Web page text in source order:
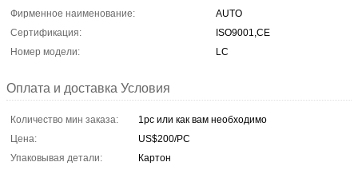
Фирменное наименование:
AUTO
Сертификация:
ISO9001,CE
Номер модели:
LC
Оплата и доставка Условия
Количество мин заказа:
1pc или как вам необходимо
Цена:
US$200/PC
Упаковывая детали:
Картон